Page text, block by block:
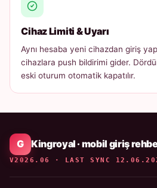
Cihaz Limiti & Uyarı
Aynı hesaba yeni cihazdan giriş
cihazlara push bildirimi gider.
eski oturum otomatik kapatılır.
Kingroyal · mobil giriş
V2026.06 · LAST SYNC